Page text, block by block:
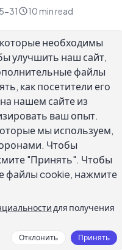
31 10 min read
для
требует больше
большинство
сотни
проверку
без отвлечений,
и практику
одну и ту же
категории для
необходимы
улучшить наш сайт,
файлы
как посетители его
нашем сайте из
ваш опыт.
мы используем,
Чтобы
"Принять". Чтобы
файлы cookie, нажмите
для получения
Отклонить Принять